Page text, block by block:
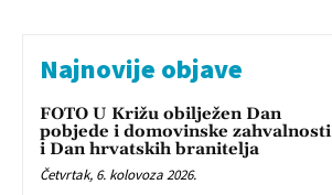
Najnovije objave
FOTO U Križu obilježen Dan
pobjede i domovinske zahvalnosti
i Dan hrvatskih branitelja
Četvrtak, 6. kolovoza 2026.